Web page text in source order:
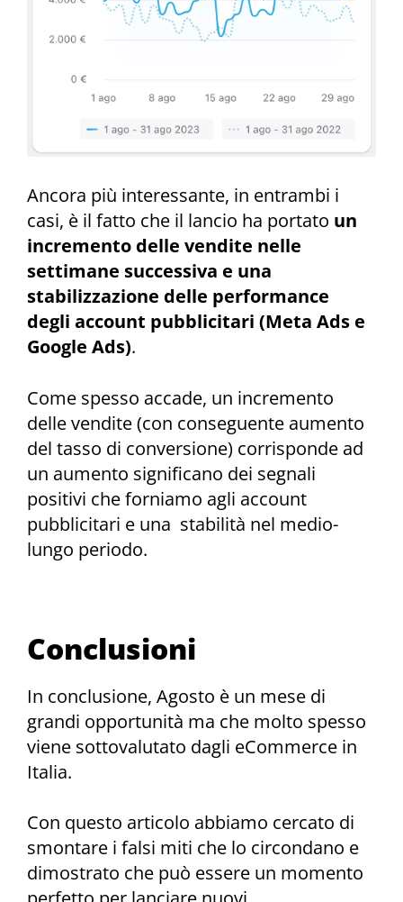
Ancora più interessante, in entrambi i
casi, è il fatto che il lancio ha portato un
incremento delle vendite nelle
settimane successiva e una
stabilizzazione delle performance
degli account pubblicitari (Meta Ads e
Google Ads).
Come spesso accade, un incremento
delle vendite (con conseguente aumento
del tasso di conversione) corrisponde ad
un aumento significano dei segnali
positivi che forniamo agli account
pubblicitari e una stabilità nel medio-
lungo periodo.
Conclusioni
In conclusione, Agosto è un mese di
grandi opportunità ma che molto spesso
viene sottovalutato dagli eCommerce in
Italia.
Con questo articolo abbiamo cercato di
smontare i falsi miti che lo circondano e
dimostrato che può essere un momento